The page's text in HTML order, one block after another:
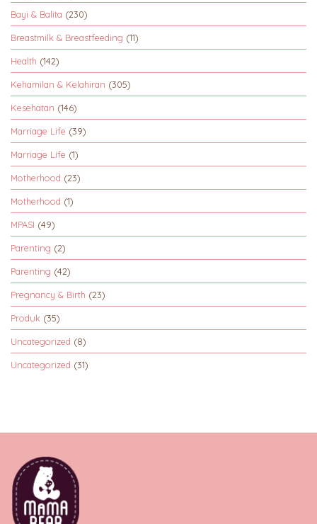
Bayi & Balita (230)
Breastmilk & Breastfeeding (11)
Health (142)
Kehamilan & Kelahiran (305)
Kesehatan (146)
Marriage Life (39)
Marriage Life (1)
Motherhood (23)
Motherhood (1)
MPASI (49)
Parenting (2)
Parenting (42)
Pregnancy & Birth (23)
Produk (35)
Uncategorized (8)
Uncategorized (31)